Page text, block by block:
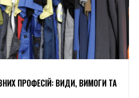
ПРОФЕСІЙ: ВИДИ, ВИМОГИ ТА